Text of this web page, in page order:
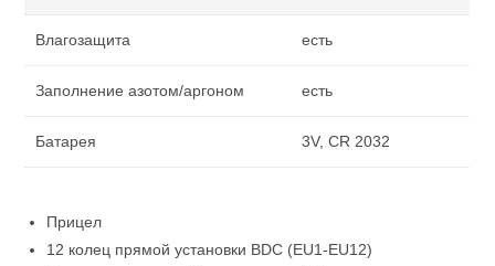
Влагозащита есть
Заполнение азотом/аргоном есть
Батарея 3V, CR 2032
Прицел
12 колец прямой установки BDC (EU1-EU12)